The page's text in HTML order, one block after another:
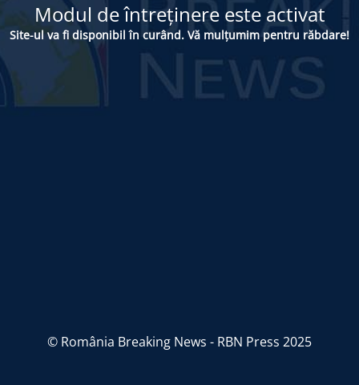
Modul de întreținere este activat
Site-ul va fi disponibil în curând. Vă mulțumim pentru răbdare!
© România Breaking News - RBN Press 2025